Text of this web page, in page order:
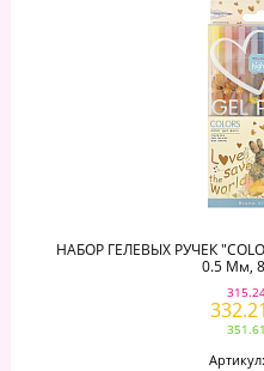
НАБОР ГЕЛЕВЫХ РУЧЕК
0.5 Мм,
Артикул: